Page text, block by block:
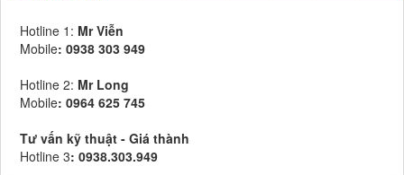
Hotline 1: Mr Viễn
Mobile: 0938 303 949
Hotline 2: Mr Long
Mobile: 0964 625 745
Tư vấn kỹ thuật - Giá thành
Hotline 3: 0938.303.949